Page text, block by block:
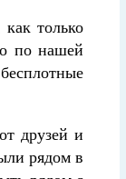
только
по нашей
друзей и
рядом в